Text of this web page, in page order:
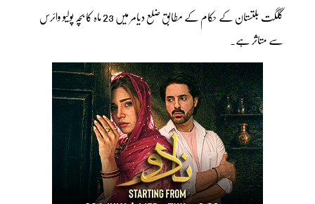
گلگت بلتستان کے حکام کے مطابق ضلع دیامر میں 23 ماہ کا بچہ پولیو وائرس
سے متاثر ہے۔